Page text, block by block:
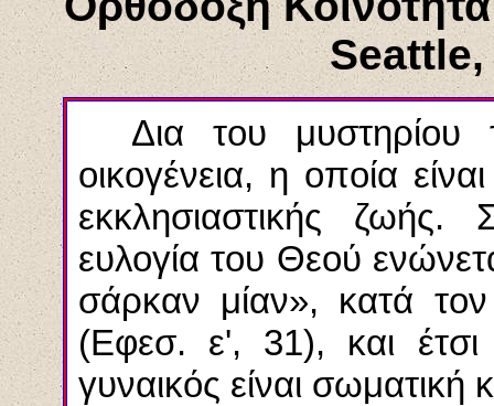
Seattle,
Δια του μυστηρίου
οικογένεια, η οποία
εκκλησιαστικής ζωής.
ευλογία του Θεού
σάρκαν μίαν», κατά
(Εφεσ. ε', 31), και
γυναικός είναι σωματική